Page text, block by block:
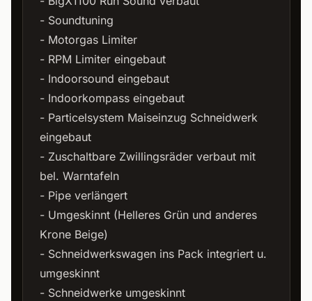
- Soundtuning
- Motorgas Limiter
- RPM Limiter eingebaut
- Indoorsound eingebaut
- Indoorkompass eingebaut
- Particelsystem Maiseinzug Schneidwerk
eingebaut
- Zuschaltbare Zwillingsräder verbaut mit
bel. Warntafeln
- Pipe verlängert
- Umgeskinnt (Helleres Grün und anderes
Krone Beige)
- Schneidwerkswagen ins Pack integriert u.
umgeskinnt
- Schneidwerke umgeskinnt